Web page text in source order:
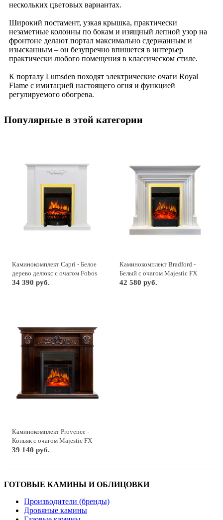
нескольких цветовых вариантах.
Широкий постамент, узкая крышка, практически
незаметные колонны по бокам и изящный лепной узор на
фронтоне делают портал максимально сдержанным и
изысканным – он безупречно впишется в интерьер
практически любого помещения в классическом стиле.
К порталу Lumsden походят электрические очаги Royal
Flame с имитацией настоящего огня и функцией
регулируемого обогрева.
Популярные в этой категории
Каминокомплект Capri - Белое
дерево делюкс с очагом Fobos
FX Brass
34 390 руб.
Каминокомплект Bradford -
Белый с очагом Majestic FX
Brass
42 580 руб.
Каминокомплект Provence -
Коньяк с очагом Majestic FX
Black
39 140 руб.
ГОТОВЫЕ КАМИНЫ И ОБЛИЦОВКИ
Производители (бренды)
Дровяные камины